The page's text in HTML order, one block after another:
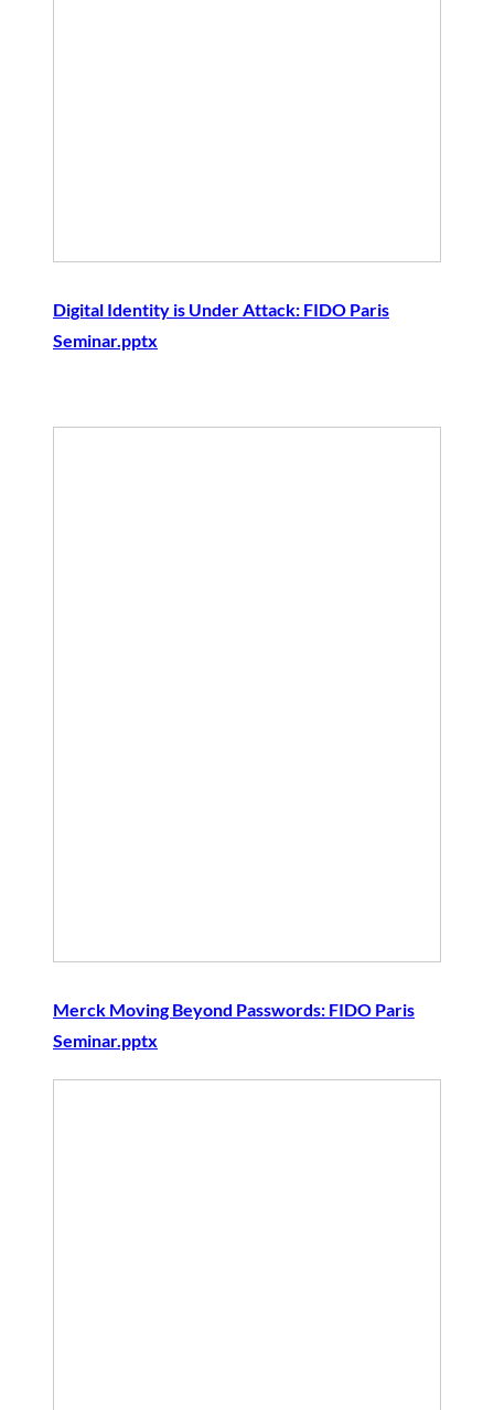
Digital Identity is Under Attack: FIDO Paris
Seminar.pptx
Merck Moving Beyond Passwords: FIDO Paris
Seminar.pptx